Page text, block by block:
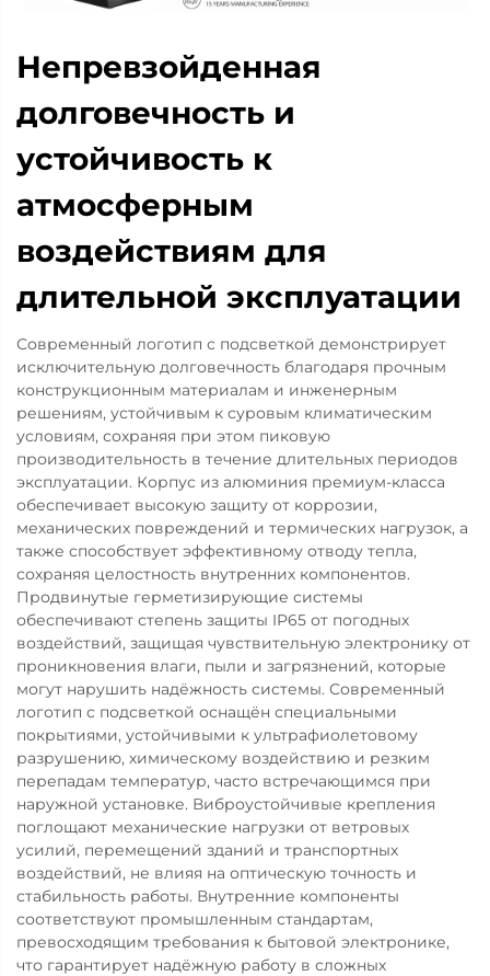
Непревзойденная
долговечность и
устойчивость к
атмосферным
воздействиям для
длительной эксплуатации
Современный логотип с подсветкой демонстрирует
исключительную долговечность благодаря прочным
конструкционным материалам и инженерным
решениям, устойчивым к суровым климатическим
условиям, сохраняя при этом пиковую
производительность в течение длительных периодов
эксплуатации. Корпус из алюминия премиум-класса
обеспечивает высокую защиту от коррозии,
механических повреждений и термических нагрузок, а
также способствует эффективному отводу тепла,
сохраняя целостность внутренних компонентов.
Продвинутые герметизирующие системы
обеспечивают степень защиты IP65 от погодных
воздействий, защищая чувствительную электронику от
проникновения влаги, пыли и загрязнений, которые
могут нарушить надёжность системы. Современный
логотип с подсветкой оснащён специальными
покрытиями, устойчивыми к ультрафиолетовому
разрушению, химическому воздействию и резким
перепадам температур, часто встречающимся при
наружной установке. Виброустойчивые крепления
поглощают механические нагрузки от ветровых
усилий, перемещений зданий и транспортных
воздействий, не влияя на оптическую точность и
стабильность работы. Внутренние компоненты
соответствуют промышленным стандартам,
превосходящим требования к бытовой электронике,
что гарантирует надёжную работу в сложных